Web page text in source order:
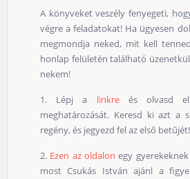
A könyveket veszély fenyegeti,
végre a feladatokat! Ha ügyesen
megmondja neked, mit kell
honlap felületén található
nekem!
1. Lépj a linkreés olvasd el
meghatározását. Keresd ki azt a
regény, és jegyezd fel az első betűjét!
2. Ezen az oldalon egy
most Csukás István ajánl a